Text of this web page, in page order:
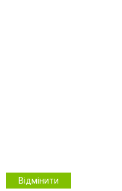
Зимовий камуфляж
Камуфляж
Відмінити